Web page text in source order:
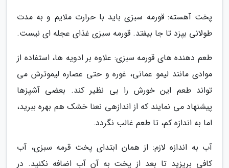
پخت آهسته: قورمه سبزی باید با حرارت ملایم و به مدت
طولانی بپزد تا جا بیفتد. قورمه سبزی غذای عجله ای نیست.
طعم دهنده های قورمه سبزی: علاوه بر ادویه ها، استفاده از
موادی مانند لیمو عمانی، غوره و حتی عصاره لیموترش می
تواند طعم این خورش را بی نظیر کند. بعضی آشپزها
پیشنهاد می نمایند که از اندازهی نعنا خشک هم بهره ببرید،
اما به اندازه کم، تا طعم غالب نگردد.
آب به اندازه لازم: از همان ابتدای پخت قرمه سبزی، آب
کافی بریزید تا بعد از پخت به آن آب اضافه نکنید. در